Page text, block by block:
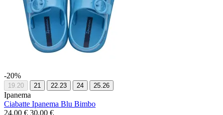
-20%
19.20 21 22.23 24 25.26
Ipanema
Ciabatte Ipanema Blu Bimbo
24,00 € 30,00 €